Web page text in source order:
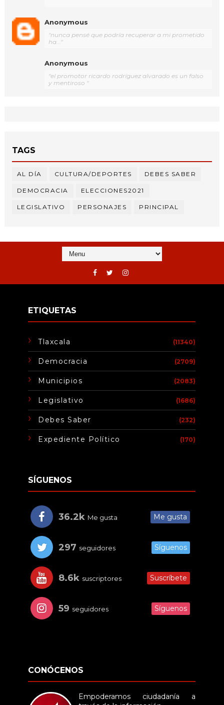
Anonymous
"nunca pensé que podría recuperar a mi prometido
ha..."
Anonymous
"el promotor ricardo rodríguez alvarado es un falso
y mentiroso "
TAGS
AL DÍA CULTURA/DEPORTES DEBES SABER
DEMOCRACIA ELECCIONES2021
LEGISLATIVO PERSONAJES PRINCIPAL
ETIQUETAS
Tlaxcala (11340)
Democracia (2709)
Municipios (2083)
Legislativo (1686)
Debes Saber (232)
Expediente Político (170)
SÍGUENOS
36.2k Me gusta Me gusta
297 seguidores Síguenos
8.6k suscriptores Suscríbete
59 seguidores Síguenos
CONÓCENOS
Empoderamos ciudadanía a